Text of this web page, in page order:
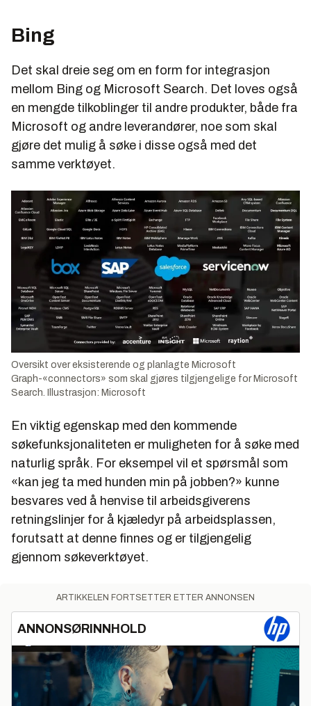
Bing
Det skal dreie seg om en form for integrasjon
mellom Bing og Microsoft Search. Det loves også
en mengde tilkoblinger til andre produkter, både fra
Microsoft og andre leverandører, noe som skal
gjøre det mulig å søke i disse også med det
samme verktøyet.
Oversikt over eksisterende og planlagte Microsoft
Graph-«connectors» som skal gjøres tilgjengelige for Microsoft
Search. Illustrasjon: Microsoft
En viktig egenskap med den kommende
søkefunksjonaliteten er muligheten for å søke med
naturlig språk. For eksempel vil et spørsmål som
«kan jeg ta med hunden min på jobben?» kunne
besvares ved å henvise til arbeidsgiverens
retningslinjer for å kjæledyr på arbeidsplassen,
forutsatt at denne finnes og er tilgjengelig
gjennom søkeverktøyet.
ARTIKKELEN FORTSETTER ETTER ANNONSEN
ANNONSØRINNHOLD